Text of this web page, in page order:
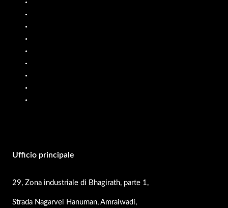
Ufficio principale
29, Zona industriale di Bhagirath, parte 1,
Strada Nagarvel Hanuman, Amraiwadi,